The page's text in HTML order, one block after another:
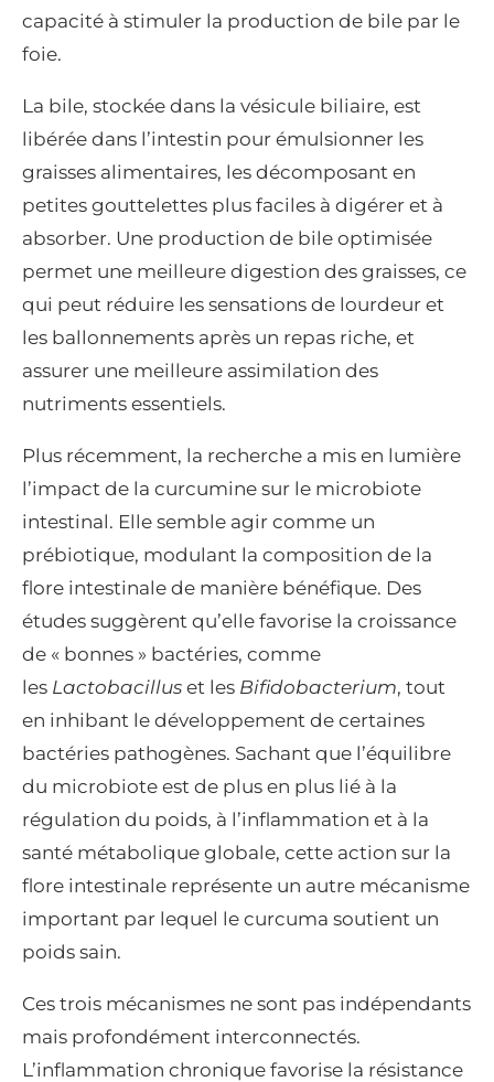
capacité à stimuler la production de bile par le
foie.
La bile, stockée dans la vésicule biliaire, est
libérée dans l’intestin pour émulsionner les
graisses alimentaires, les décomposant en
petites gouttelettes plus faciles à digérer et à
absorber. Une production de bile optimisée
permet une meilleure digestion des graisses, ce
qui peut réduire les sensations de lourdeur et
les ballonnements après un repas riche, et
assurer une meilleure assimilation des
nutriments essentiels.
Plus récemment, la recherche a mis en lumière
l’impact de la curcumine sur le microbiote
intestinal. Elle semble agir comme un
prébiotique, modulant la composition de la
flore intestinale de manière bénéfique. Des
études suggèrent qu’elle favorise la croissance
de « bonnes » bactéries, comme
les Lactobacillus et les Bifidobacterium, tout
en inhibant le développement de certaines
bactéries pathogènes. Sachant que l’équilibre
du microbiote est de plus en plus lié à la
régulation du poids, à l’inflammation et à la
santé métabolique globale, cette action sur la
flore intestinale représente un autre mécanisme
important par lequel le curcuma soutient un
poids sain.
Ces trois mécanismes ne sont pas indépendants
mais profondément interconnectés.
L’inflammation chronique favorise la résistance